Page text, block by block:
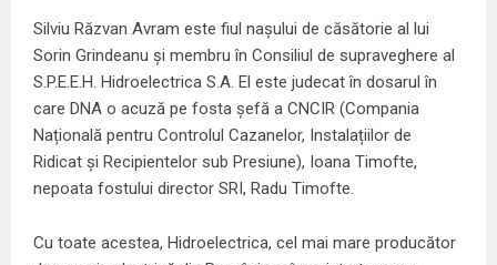
Silviu Răzvan Avram este fiul nașului de căsătorie al lui
Sorin Grindeanu și membru în Consiliul de supraveghere al
S.P.E.E.H. Hidroelectrica S.A. El este judecat în dosarul în
care DNA o acuză pe fosta șefă a CNCIR (Compania
Națională pentru Controlul Cazanelor, Instalațiilor de
Ridicat și Recipientelor sub Presiune), Ioana Timofte,
nepoata fostului director SRI, Radu Timofte.
Cu toate acestea, Hidroelectrica, cel mai mare producător